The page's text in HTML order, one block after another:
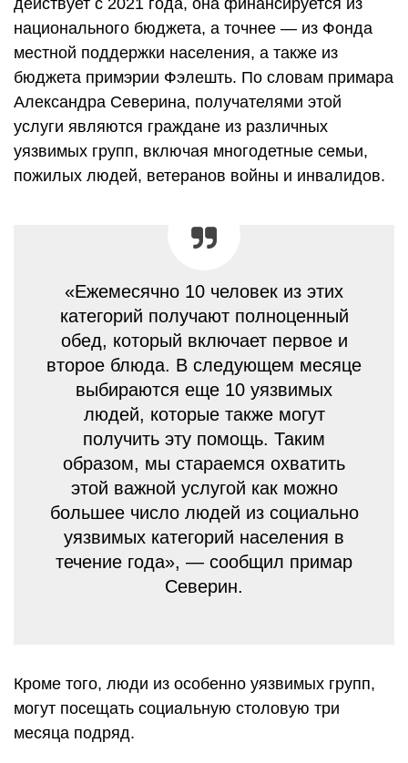
действует с 2021 года, она финансируется из
национального бюджета, а точнее — из Фонда
местной поддержки населения, а также из
бюджета примэрии Фэлешть. По словам примара
Александра Северина, получателями этой
услуги являются граждане из различных
уязвимых групп, включая многодетные семьи,
пожилых людей, ветеранов войны и инвалидов.
«Ежемесячно 10 человек из этих
категорий получают полноценный
обед, который включает первое и
второе блюда. В следующем месяце
выбираются еще 10 уязвимых
людей, которые также могут
получить эту помощь. Таким
образом, мы стараемся охватить
этой важной услугой как можно
большее число людей из социально
уязвимых категорий населения в
течение года», — сообщил примар
Северин.
Кроме того, люди из особенно уязвимых групп,
могут посещать социальную столовую три
месяца подряд.